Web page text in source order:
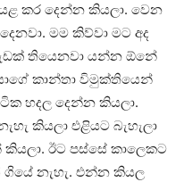
කර දෙන්න කියලා. වෙන
මම කිව්වා මට අද
තියෙනවා යන්න ඕනේ
කාන්තා විමුක්තියෙන්
හදල දෙන්න කියලා.
කියලා එළියට බැහැලා
ඊට පස්සේ කාලෙකට
නැහැ. එන්න කියල